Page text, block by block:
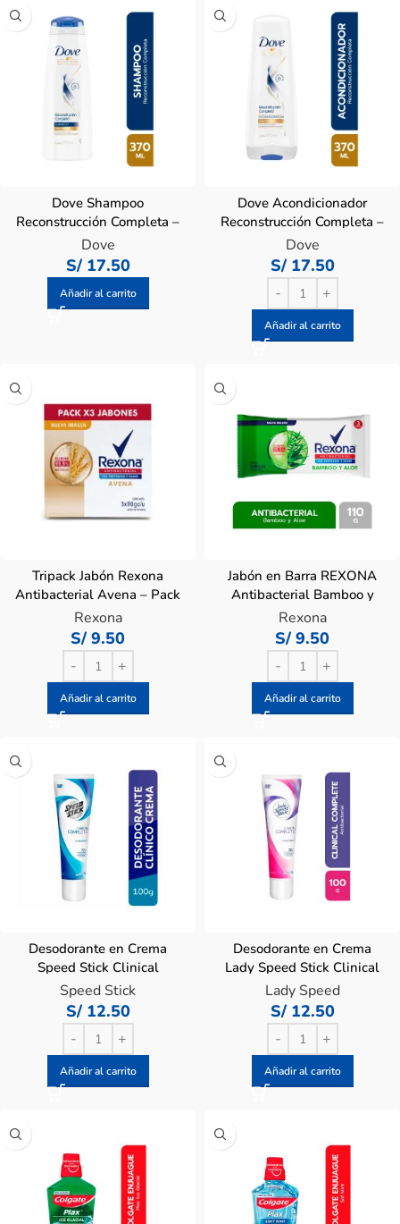
Dove Shampoo
Reconstrucción Completa –
Frasco 370 ML
Dove
S/17.50
Añadir al carrito
Dove Acondicionador
Reconstrucción Completa –
Frasco 370 ML
Dove
S/17.50
Añadir al carrito
Tripack Jabón Rexona
Antibacterial Avena – Pack
3 Un
Rexona
S/ 9.50
Añadir al carrito
Jabón en Barra REXONA
Antibacterial Bamboo y
Aloe 110g – Paquete 3Un
Rexona
S/ 9.50
Añadir al carrito
Desodorante en Crema
Speed Stick Clinical
Antibacterial – Tubo 100 G
Speed Stick
S/12.50
Añadir al carrito
Desodorante en Crema
Lady Speed Stick Clinical
Antibacterial – Tubo 100 G
Lady Speed
S/12.50
Añadir al carrito